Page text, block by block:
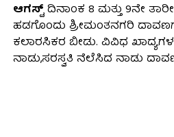
ಆಗಸ್ಟ್ದಿನಾಂಕ 8 ಮತ್ತು 9ನೇ
ಹಡಗೊಂದು ಶ್ರೀಮಂತನಗರಿ
ಕಲಾರಸಿಕರ ಬೀಡು. ವಿವಿಧ
ನಾಡು,ಸರಸ್ವತಿ ನೆಲೆಸಿದ ನಾಡು